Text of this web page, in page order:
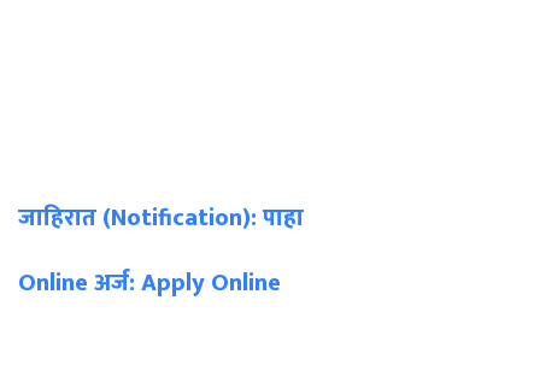
जाहिरात (Notification): पाहा
Online अर्ज: Apply Online